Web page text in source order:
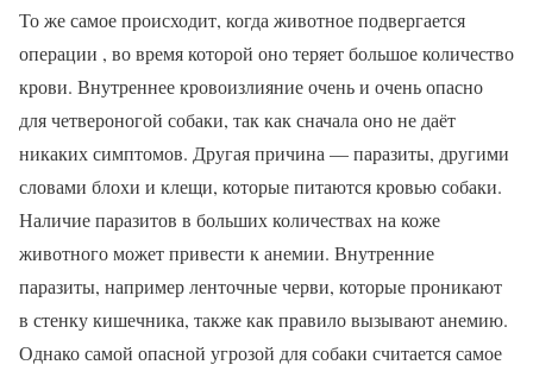
То же самое происходит, когда животное подвергается
операции , во время которой оно теряет большое количество
крови. Внутреннее кровоизлияние очень и очень опасно
для четвероногой собаки, так как сначала оно не даёт
никаких симптомов. Другая причина — паразиты, другими
словами блохи и клещи, которые питаются кровью собаки.
Наличие паразитов в больших количествах на коже
животного может привести к анемии. Внутренние
паразиты, например ленточные черви, которые проникают
в стенку кишечника, также как правило вызывают анемию.
Однако самой опасной угрозой для собаки считается самое